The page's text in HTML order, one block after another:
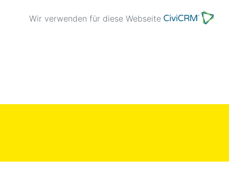
Wir verwenden für diese Webseite